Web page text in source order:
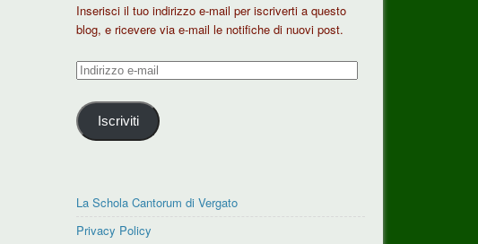
Inserisci il tuo indirizzo e-mail per iscriverti a questo
blog, e ricevere via e-mail le notifiche di nuovi post.
Indirizzo
mail
Iscriviti
La Schola Cantorum di Vergato
Privacy Policy